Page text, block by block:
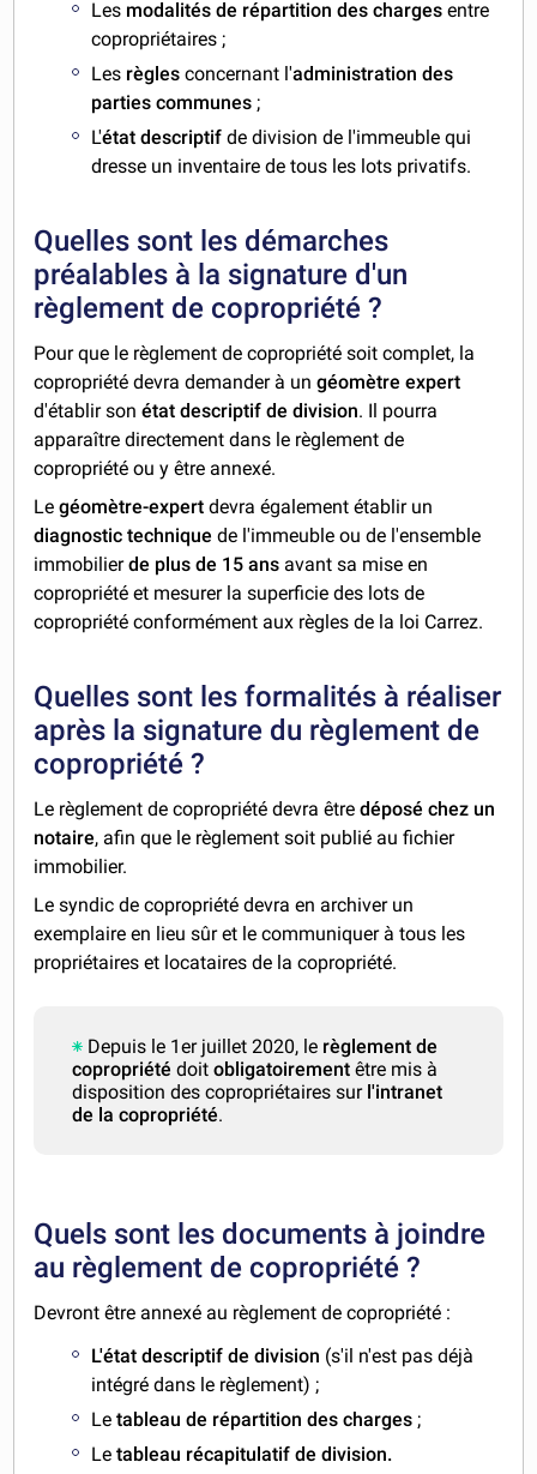
Les modalités de répartition des charges entre
copropriétaires ;
Les règles concernant l'administration des
parties communes ;
L'état descriptifde division de l'immeuble qui
dresse un inventaire de tous les lots privatifs.
Quelles sont les démarches
préalables à la signature d'un
règlement de copropriété ?
Pour que le règlement de copropriété soit complet, la
copropriété devra demander à un géomètre expert
d'établir sonétat descriptif de division. Il pourra
apparaître directement dans le règlement de
copropriété ou y être annexé.
Le géomètre-expert devra également établir un
diagnostic technique de l'immeuble ou de l'ensemble
immobilierde plus de 15 ans avant sa mise en
copropriété et mesurer la superficie des lots de
copropriété conformément aux règles de la loi Carrez.
Quelles sont les formalités à réaliser
après la signature du règlement de
copropriété ?
Le règlement de copropriété devra êtredéposé chez un
notaire, afin que le règlement soit publié au fichier
immobilier.
Le syndic de copropriété devra en archiver un
exemplaire en lieu sûr et le communiquer à tous les
propriétaires et locataires de la copropriété.
Depuis le 1er juillet 2020, le règlement de
copropriété doitobligatoirement être mis à
disposition des copropriétaires sur l'intranet
de la copropriété.
Quels sont les documents à joindre
au règlement de copropriété ?
Devront être annexé au règlement de copropriété :
L'état descriptif de division (s'il n'est pas déjà
intégré dans le règlement) ;
Letableau de répartition des charges ;
Letableau récapitulatif de division.